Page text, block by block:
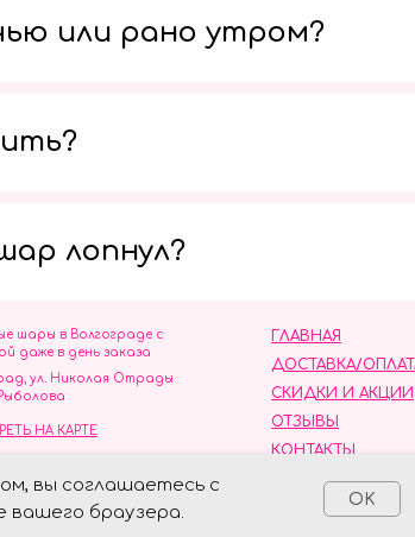
вы соглашаетесь с
вашего браузера.
OK
или рано утром?
лопнул?
ОТЗЫВЫ
ГЛАВНАЯ
ДОСТАВКА/
СКИДКИ И АКЦИИ
КОНТАКТЫ
шары в Волгограде с
даже в день заказа
ул. Николая Отрады
НА КАРТЕ
обработки персональных данных